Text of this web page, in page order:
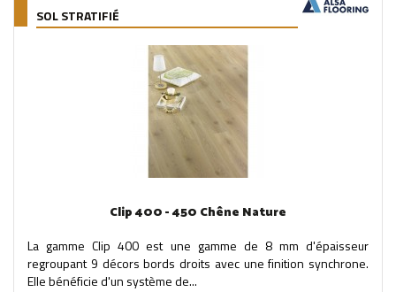
SOL STRATIFIÉ
Clip 400 - 450 Chêne Nature
La gamme Clip 400 est une gamme de 8 mm d'épaisseur
regroupant 9 décors bords droits avec une finition synchrone.
Elle bénéficie d'un système de...